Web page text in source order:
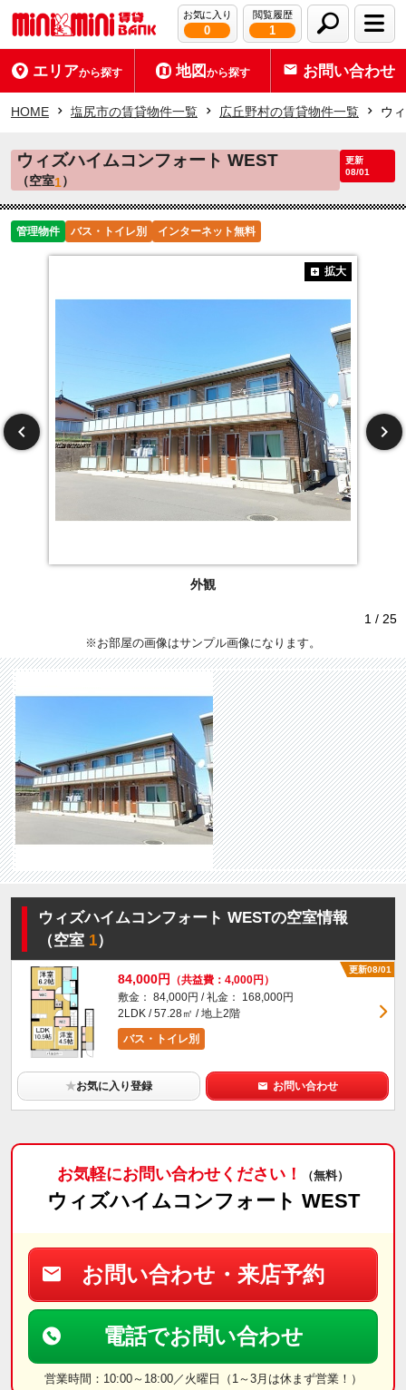
お気に入り
0
閲覧履歴
1
エリアから探す 地図から探す お問い合わせ
HOME 塩尻市の賃貸物件一覧 広丘野村の賃貸物件一覧 ウ
ウィズハイムコンフォート WEST
（空室1）
更新
08/01
管理物件 バス・トイレ別 インターネット無料
外観
拡大
1 / 25
※お部屋の画像はサンプル画像になります。
ウィズハイムコンフォート WESTの空室情報
（空室1）
更新08/01
84,000円
（共益費：4,000円）
敷金： 84,000円 / 礼金： 168,000円
2LDK / 57.28㎡ / 地上2階
バス・トイレ別
★お気に入り登録 お問い合わせ
お気軽にお問い合わせください！ （無料）
ウィズハイムコンフォート WEST
お問い合わせ・来店予約
電話でお問い合わせ
営業時間：10:00～18:00／火曜日（1～3月は休まず営業！）